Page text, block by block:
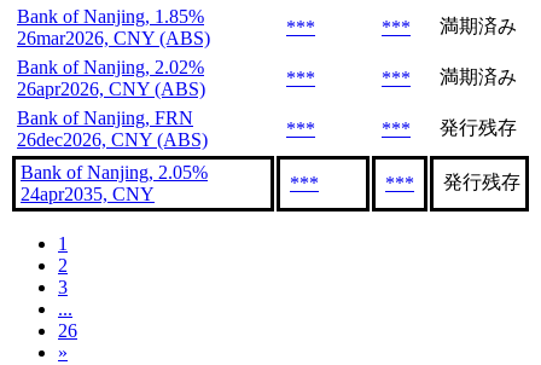
Bank of Nanjing, 1.85%
26mar2026, CNY (ABS)
*** ***
満期済み
Bank of Nanjing, 2.02%
26apr2026, CNY (ABS)
*** ***
満期済み
Bank of Nanjing, FRN
26dec2026, CNY (ABS)
*** *** 発行残存
Bank of Nanjing, 2.05%
24apr2035, CNY
*** *** 発行残存
1
2
3
...
26
»